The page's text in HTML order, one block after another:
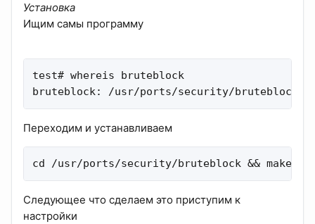
Установка
Ищим самы программу
test# whereis bruteblock
bruteblock: /usr/ports/security/bruteblock
Переходим и устанавливаем
cd /usr/ports/security/bruteblock && make
Следующее что сделаем это приступим к
настройки